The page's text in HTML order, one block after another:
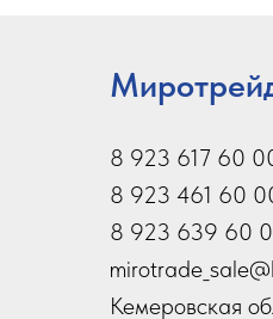
8 923 617 60
8 923 461 60
8 923 639 60
Кемеровская